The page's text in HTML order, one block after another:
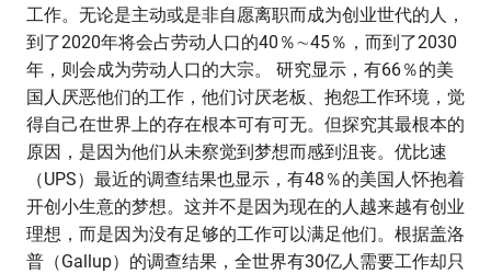
工作。无论是主动或是非自愿离职而成为创业世代的人，
到了2020年将会占劳动人口的40％∼45％，而到了2030
年，则会成为劳动人口的大宗。 研究显示，有66％的美
国人厌恶他们的工作，他们讨厌老板、抱怨工作环境，觉
得自己在世界上的存在根本可有可无。但探究其最根本的
原因，是因为他们从未察觉到梦想而感到沮丧。优比速
（UPS）最近的调查结果也显示，有48％的美国人怀抱着
开创小生意的梦想。这并不是因为现在的人越来越有创业
理想，而是因为没有足够的工作可以满足他们。根据盖洛
普（Gallup）的调查结果，全世界有30亿人需要工作却只